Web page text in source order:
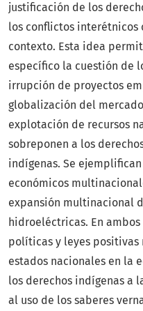
justificación de los
los conflictos interétnicos
contexto. Esta idea
específico la cuestión de
irrupción de proyectos
globalización del
explotación de recursos
sobreponen a los
indígenas. Se
económicos
expansión multinacional
hidroeléctricas. En
políticas y leyes positivas
estados nacionales en la
los derechos indígenas a
al uso de los saberes